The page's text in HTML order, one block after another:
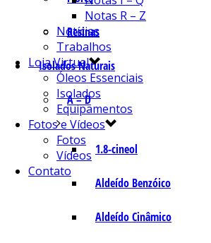
Resinas
Isolados Naturais
A – D
1.8-cineol
Aldeído Benzóico
Aldeído Cinâmico
Notas R – Z
Notícias
Trabalhos
Loja Virtual
Óleos Essenciais
Isolados
Equipamentos
Fotos e Vídeos
Fotos
Vídeos
Contato